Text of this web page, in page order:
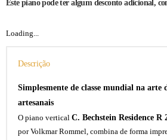
Este piano pode ter algum desconto adicional,
Loading...
Descrição
Simplesmente de classe mundial na arte
artesanais
O piano vertical C. Bechstein Residence
por Volkmar Rommel, combina de forma